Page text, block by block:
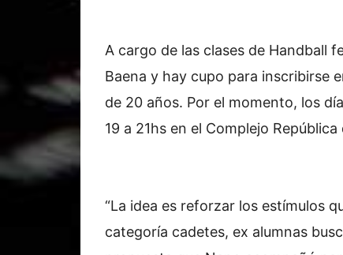
A cargo de las clases de Handball
Baena y hay cupo para inscribirse
de 20 años. Por el momento, los
19 a 21hs en el Complejo República
“La idea es reforzar los estímulos
categoría cadetes, ex alumnas